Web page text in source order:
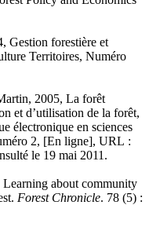
Gestion forestière et
Territoires, Numéro
2005, La forêt
et d’utilisation de la forêt,
électronique en sciences
2, [En ligne], URL :
le 19 mai 2011.
about community
Forest Chronicle. 78 (5) :